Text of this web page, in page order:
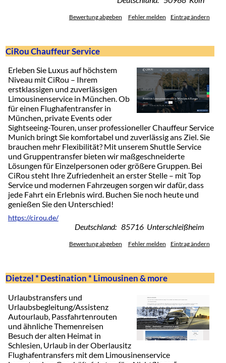
Bewertung abgeben Fehler melden Eintrag ändern
CiRou Chauffeur Service
Erleben Sie Luxus auf höchstem
Niveau mit CiRou – Ihrem
erstklassigen und zuverlässigen
Limousinenservice in München. Ob
für einen Flughafentransfer in
München, private Events oder
Sightseeing-Touren, unser professioneller Chauffeur Service
Munich bringt Sie komfortabel und zuverlässig ans Ziel. Sie
brauchen mehr Flexibilität? Mit unserem Shuttle Service
und Gruppentransfer bieten wir maßgeschneiderte
Lösungen für Einzelpersonen oder größere Gruppen. Bei
CiRou steht Ihre Zufriedenheit an erster Stelle – mit Top
Service und modernen Fahrzeugen sorgen wir dafür, dass
jede Fahrt ein Erlebnis wird. Buchen Sie noch heute und
genießen Sie den Unterschied!
https://cirou.de/
Deutschland: 85716 Unterschleißheim
Bewertung abgeben Fehler melden Eintrag ändern
Dietzel * Destination * Limousinen & more
Urlaubstransfers und
Urlaubsbegleitung/Assistenz
Autourlaub, Passfahrtenrouten
und ähnliche Themenreisen
Besuch der alten Heimat in
Schlesien, Urlaub in der Oberlausitz
Flughafentransfers mit dem Limousinenservice